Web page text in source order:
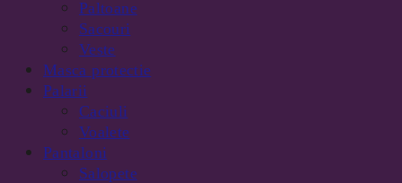
Paltoane
Sacouri
Veste
Masca protectie
Palarii
Caciuli
Voalete
Pantaloni
Salopete